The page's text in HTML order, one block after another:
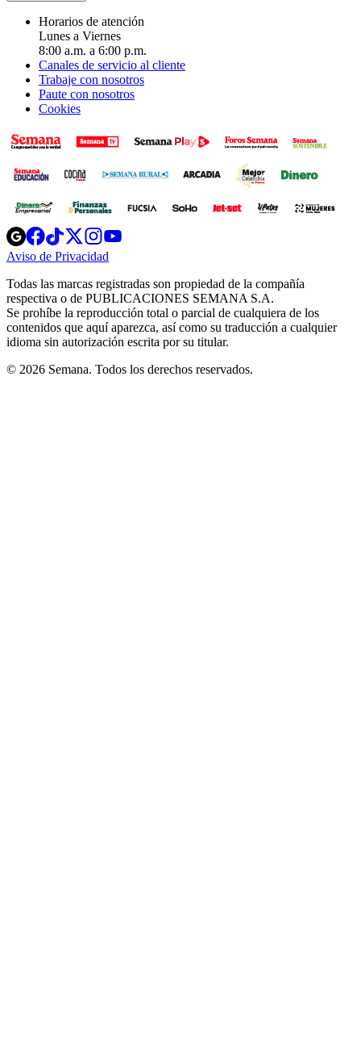
Horarios de atención
Lunes a Viernes
8:00 a.m. a 6:00 p.m.
Canales de servicio al cliente
Trabaje con nosotros
Paute con nosotros
Cookies
Opens
in
new
Opens
in
new
Opens
in
new
window
Opens
new
windowwindow
Aviso de Privacidad
new
window
Todas las marcas registradas son propiedad de la compañía
respectiva o de PUBLICACIONES SEMANA S.A.
Se prohíbe la reproducción total o parcial de cualquiera de los
contenidos que aquí aparezca, así como su traducción a cualquier
idioma sin autorización escrita por su titular.
© 2026 Semana. Todos los derechos reservados.